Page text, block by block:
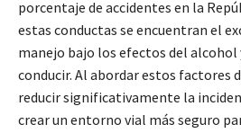
porcentaje de accidentes en la
estas conductas se encuentran el
manejo bajo los efectos del alcohol
conducir. Al abordar estos factores
reducir significativamente la
crear un entorno vial más seguro